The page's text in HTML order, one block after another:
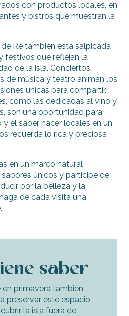
con productos locales, en
y bistrós que muestran la
Ré también está salpicada
festivos que reflejan la
de la isla. Conciertos,
de música y teatro animan los
únicas para compartir.
como las dedicadas al vino y
son una oportunidad para
el saber hacer locales en un
recuerda lo rica y preciosa
en un marco natural
únicos y participe de
por la belleza y la
de cada visita una
saber
en primavera también
preservar este espacio
la isla fuera de